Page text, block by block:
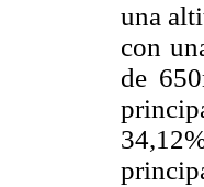
una
con
de